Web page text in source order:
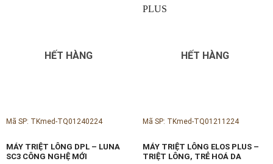
HẾT HÀNG
Mã SP: TKmed-TQ01240224
MÁY TRIỆT LÔNG DPL – LUNA
SC3 CÔNG NGHỆ MỚI
HẾT HÀNG
Mã SP: TKmed-TQ01211224
MÁY TRIỆT LÔNG ELOS PLUS –
TRIỆT LÔNG, TRẺ HOÁ DA